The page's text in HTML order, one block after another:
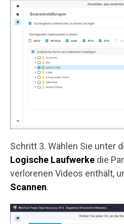
Schritt 3. Wählen Sie unter
Logische Laufwerke die
verlorenen Videos enthält,
Scannen.